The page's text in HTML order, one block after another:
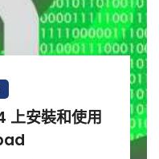
上安裝和使用